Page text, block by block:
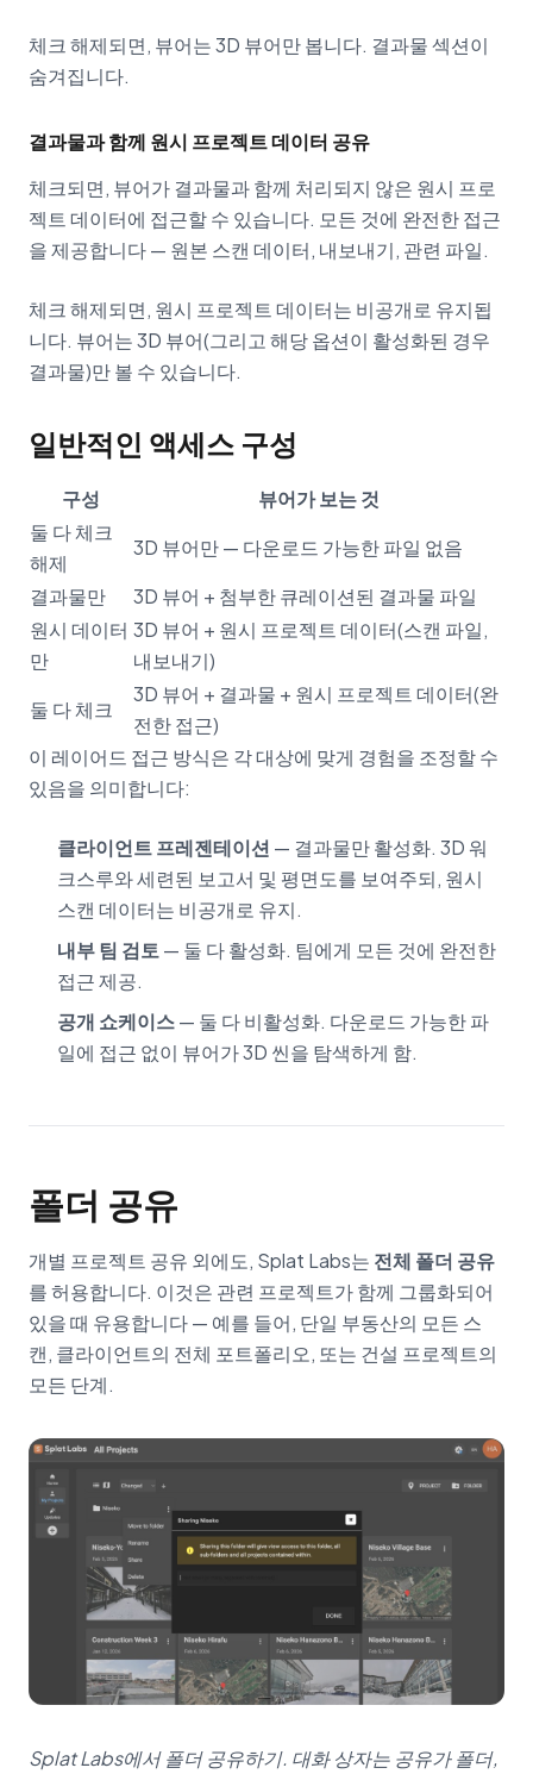
체크 해제되면, 뷰어는 3D 뷰어만 봅니다. 결과물 섹션이
숨겨집니다.
결과물과 함께 원시 프로젝트 데이터 공유
체크되면, 뷰어가 결과물과 함께 처리되지 않은 원시 프로
젝트 데이터에 접근할 수 있습니다. 모든 것에 완전한 접근
을 제공합니다 — 원본 스캔 데이터, 내보내기, 관련 파일.
체크 해제되면, 원시 프로젝트 데이터는 비공개로 유지됩
니다. 뷰어는 3D 뷰어(그리고 해당 옵션이 활성화된 경우
결과물)만 볼 수 있습니다.
일반적인 액세스 구성
구성
뷰어가 보는 것
둘 다 체크
해제
3D 뷰어만 — 다운로드 가능한 파일 없음
결과물만
3D 뷰어 + 첨부한 큐레이션된 결과물 파일
원시 데이터
만
3D 뷰어 + 원시 프로젝트 데이터(스캔 파일,
내보내기)
둘 다 체크
3D 뷰어 + 결과물 + 원시 프로젝트 데이터(완
전한 접근)
이 레이어드 접근 방식은 각 대상에 맞게 경험을 조정할 수
있음을 의미합니다:
클라이언트 프레젠테이션 — 결과물만 활성화. 3D 워
크스루와 세련된 보고서 및 평면도를 보여주되, 원시
스캔 데이터는 비공개로 유지.
내부 팀 검토— 둘 다 활성화. 팀에게 모든 것에 완전한
접근 제공.
공개 쇼케이스— 둘 다 비활성화. 다운로드 가능한 파
일에 접근 없이 뷰어가 3D 씬을 탐색하게 함.
폴더 공유
개별 프로젝트 공유 외에도, Splat Labs는 전체 폴더 공유
를 허용합니다. 이것은 관련 프로젝트가 함께 그룹화되어
있을 때 유용합니다 — 예를 들어, 단일 부동산의 모든 스
캔, 클라이언트의 전체 포트폴리오, 또는 건설 프로젝트의
모든 단계.
Splat Labs에서 폴더 공유하기. 대화 상자는 공유가 폴더,